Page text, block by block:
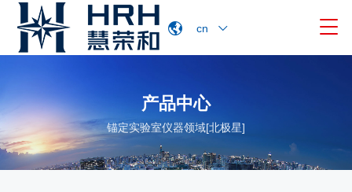
cn 
产品中心
锚定实验室仪器领域[北极星]